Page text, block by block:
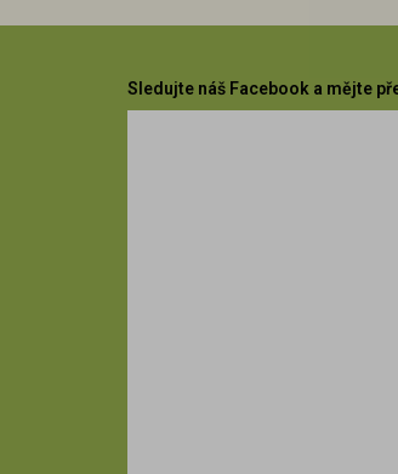
Sledujte náš Facebook a mějte